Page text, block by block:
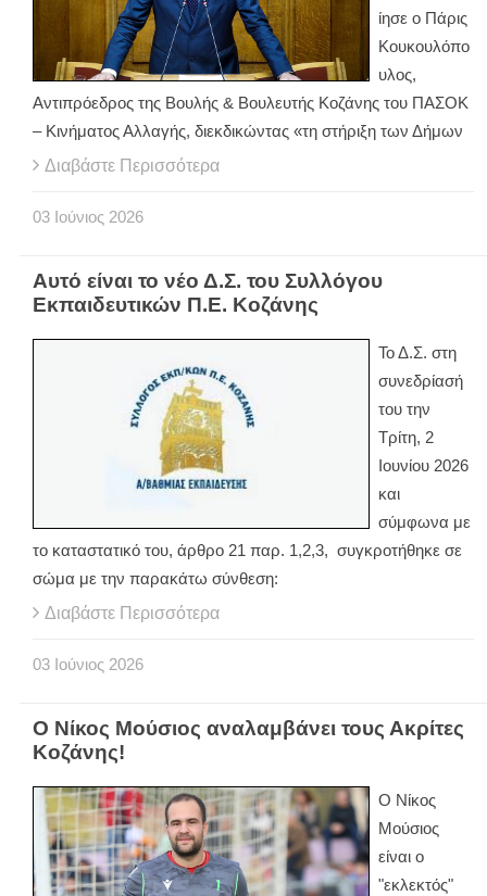
ίησε ο Πάρις
Κουκουλόπο
υλος,
Αντιπρόεδρος της Βουλής & Βουλευτής Κοζάνης του ΠΑΣΟΚ
– Κινήματος Αλλαγής, διεκδικώντας «τη στήριξη των Δήμων
Διαβάστε Περισσότερα
03 Ιούνιος 2026
Αυτό είναι το νέο Δ.Σ. του Συλλόγου
Εκπαιδευτικών Π.Ε. Κοζάνης
Το Δ.Σ. στη
συνεδρίασή
του την
Τρίτη, 2
Ιουνίου 2026
και
σύμφωνα με
το καταστατικό του, άρθρο 21 παρ. 1,2,3, συγκροτήθηκε σε
σώμα με την παρακάτω σύνθεση:
Διαβάστε Περισσότερα
03 Ιούνιος 2026
Ο Νίκος Μούσιος αναλαμβάνει τους Ακρίτες
Κοζάνης!
Ο Νίκος
Μούσιος
είναι ο
"εκλεκτός"